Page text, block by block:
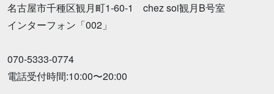
名古屋市千種区観月町1-60-1 chez soi観月B号室
インターフォン「002」
070-5333-0774
電話受付時間:10:00〜20:00